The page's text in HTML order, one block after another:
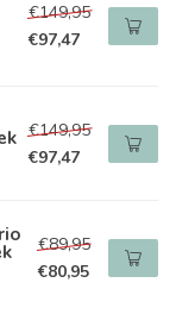
€149,95
€97,47
€149,95
€97,47
€89,95
€80,95